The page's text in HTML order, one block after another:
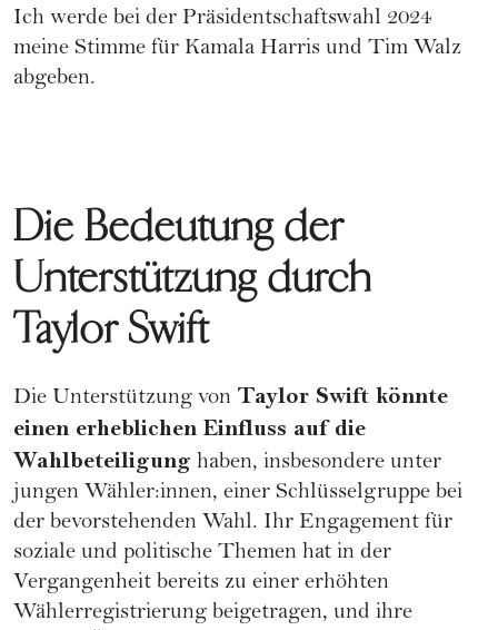
Ich werde bei der Präsidentschaftswahl 2024
meine Stimme für Kamala Harris und Tim Walz
abgeben.
Die Bedeutung der
Unterstützung durch
Taylor Swift
Die Unterstützung von Taylor Swift könnte
einen erheblichen Einfluss auf die
Wahlbeteiligung haben, insbesondere unter
jungen Wähler:innen, einer Schlüsselgruppe bei
der bevorstehenden Wahl. Ihr Engagement für
soziale und politische Themen hat in der
Vergangenheit bereits zu einer erhöhten
Wählerregistrierung beigetragen, und ihre